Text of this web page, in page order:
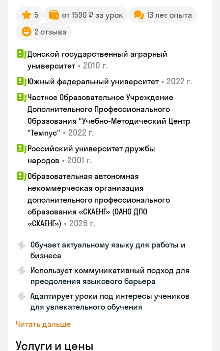
5 от 1590 ₽ за урок
13 лет опыта
2 отзыва
Донской государственный аграрный
университет • 2010 г.
Южный федеральный университет • 2022 г.
Частное Образовательное Учреждение
Дополнительного Профессионального
Образования "Учебно-Методический Центр
"Темпус" • 2022 г.
Российский университет дружбы
народов • 2001 г.
Образовательная автономная
некоммерческая организация
дополнительного профессионального
образования «СКАЕНГ» (ОАНО ДПО
«СКАЕНГ») • 2026 г.
Обучает актуальному языку для работы и
бизнеса
Использует коммуникативный подход для
преодоления языкового барьера
Адаптирует уроки под интересы учеников
для увлекательного обучения
Читать дальше
Услуги и цены